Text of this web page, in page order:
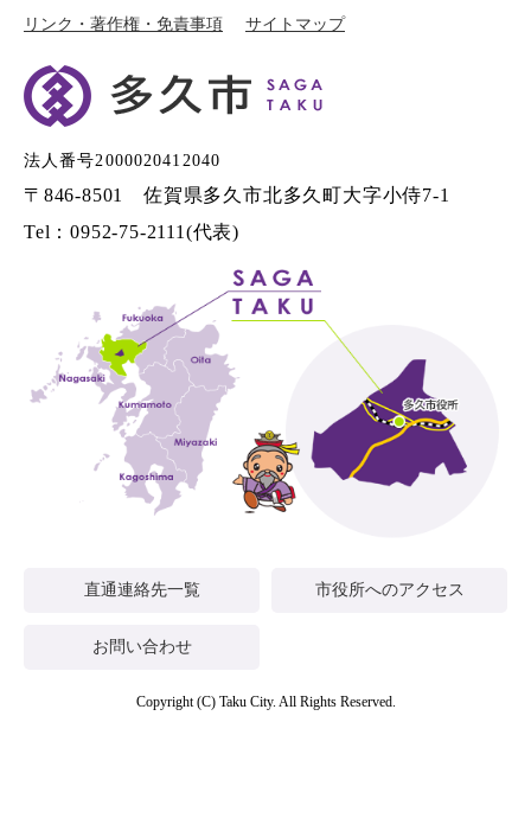
リンク・著作権・免責事項 サイトマップ
法人番号2000020412040
〒846-8501 佐賀県多久市北多久町大字小侍7-1
Tel：0952-75-2111(代表)
直通連絡先一覧 市役所へのアクセス
お問い合わせ
Copyright (C) Taku City. All Rights Reserved.